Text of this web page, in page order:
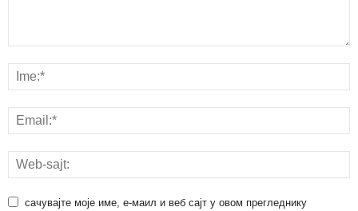
сачувајте моје име, е-маил и веб сајт у овом прегледнику